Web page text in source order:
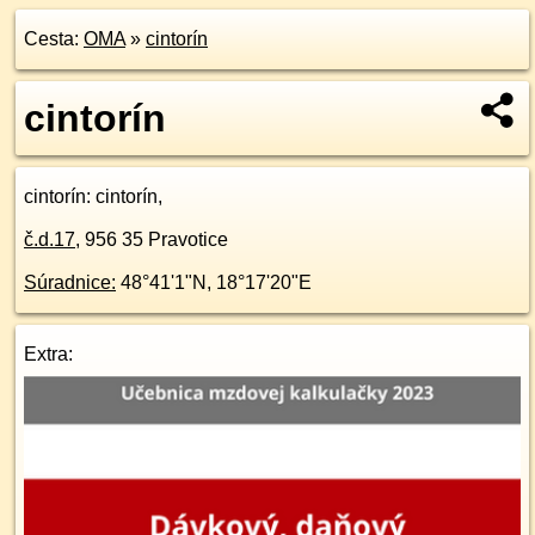
Cesta: OMA» cintorín
cintorín
cintorín: cintorín,
č.d.17, 956 35 Pravotice
Súradnice: 48°41'1"N , 18°17'20"E
Extra: